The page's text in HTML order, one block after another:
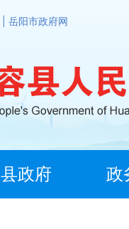
岳阳市政府网
县政府 政